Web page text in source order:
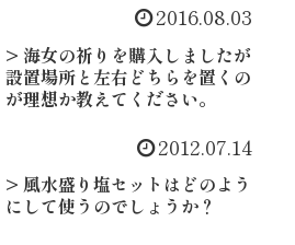
2016.08.03
> 海女の祈りを購入しましたが
設置場所と左右どちらを置くの
が理想か教えてください。
2012.07.14
> 風水盛り塩セットはどのよう
にして使うのでしょうか？